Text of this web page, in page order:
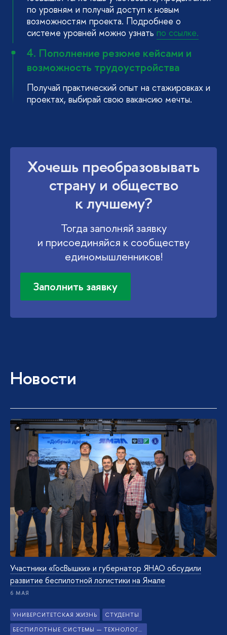
по уровням и получай доступ к новым
возможностям проекта. Подробнее о
системе уровней можно узнать по ссылке.
4. Пополнение резюме кейсами и
возможность трудоустройства
Получай практический опыт на стажировках и
проектах, выбирай свою вакансию мечты.
Хочешь преобразовывать
страну и общество
к лучшему?
Тогда заполняй заявку
и присоединяйся к сообществу
единомышленников!
Заполнить заявку
Новости
Участники «ГосВышки» и губернатор ЯНАО обсудили
развитие беспилотной логистики на Ямале
6 МАЯ
УНИВЕРСИТЕТСКАЯ ЖИЗНЬ СТУДЕНТЫ
БЕСПИЛОТНЫЕ СИСТЕМЫ — ТЕХНОЛОГИИ БУДУЩЕГО